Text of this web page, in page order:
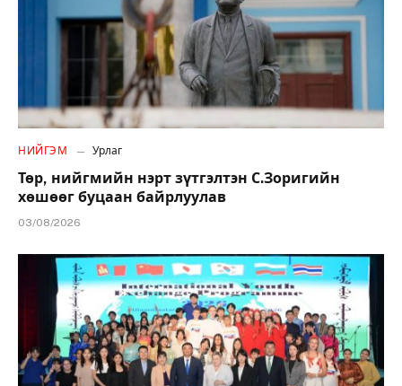
НИЙГЭМ Урлаг
Төр, нийгмийн нэрт зүтгэлтэн С.Зоригийн
хөшөөг буцаан байрлуулав
03/08/2026